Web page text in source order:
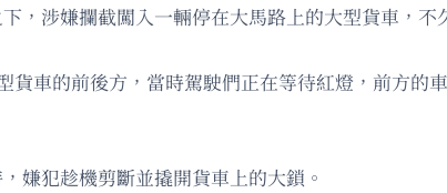
，涉嫌攔截闖入一輛停在大馬路上的大型貨車，不
車的前後方，當時駕駛們正在等待紅燈，前方的
嫌犯趁機剪斷並撬開貨車上的大鎖。